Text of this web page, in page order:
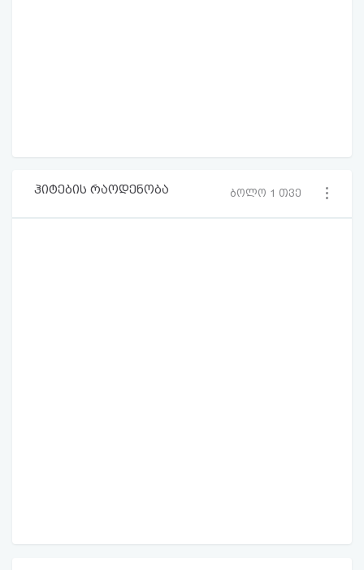
ჰიტების რაოდენობა ბოლო 1 თვე